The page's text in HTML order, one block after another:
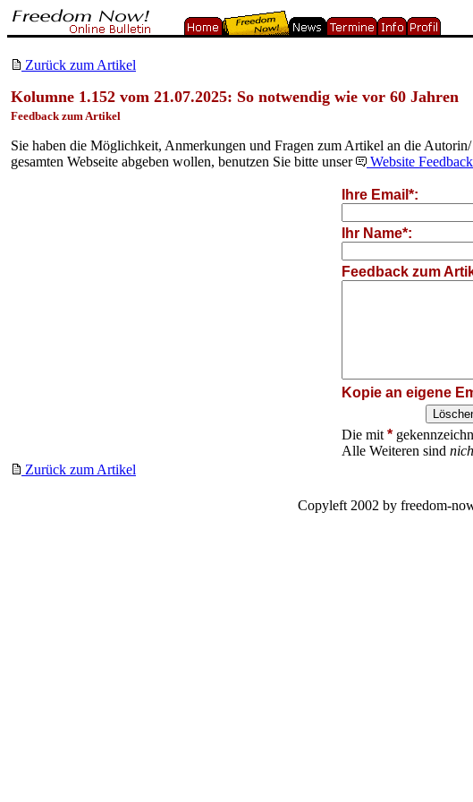
Zurück zum Artikel
Kolumne 1.152 vom 21.07.2025: So notwendig wie vor 60 Jahren
Feedback zum Artikel
Sie haben die Möglichkeit, Anmerkungen und Fragen zum Artikel an die
gesamten Webseite abgeben wollen, benutzen Sie bitte unser
Website Feedback
Ihre Email*:
Ihr Name*:
Feedback zum
Kopie an eigene
Die mit *
Alle Weiteren sind
Zurück zum Artikel
Copyleft 2002 by freedom-